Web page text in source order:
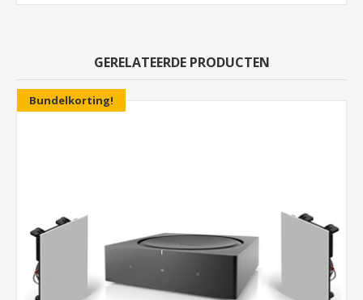
GERELATEERDE PRODUCTEN
Bundelkorting!